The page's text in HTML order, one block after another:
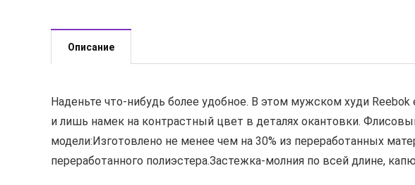
Описание
Наденьте что-нибудь более удобное. В этом мужском худи
и лишь намек на контрастный цвет в деталях окантовки.
модели:Изготовлено не менее чем на 30% из переработанных
переработанного полиэстера.Застежка-молния по всей длине,